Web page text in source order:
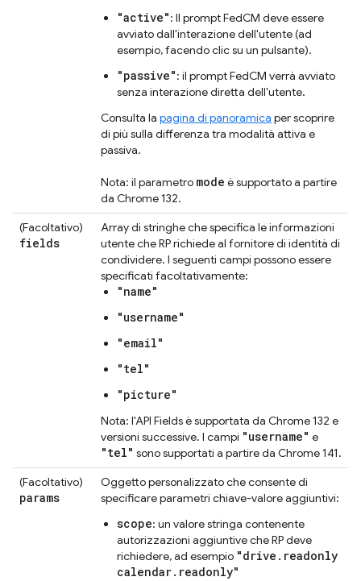
"active": Il prompt FedCM deve essere
avviato dall'interazione dell'utente (ad
esempio, facendo clic su un pulsante).
"passive": il prompt FedCM verrà avviato
senza interazione diretta dell'utente.
Consulta la pagina di panoramica per scoprire
di più sulla differenza tra modalità attiva e
passiva.
Nota: il parametro mode è supportato a partire
da Chrome 132.
(Facoltativo)
fields
Array di stringhe che specifica le informazioni
utente che RP richiede al fornitore di identità di
condividere. I seguenti campi possono essere
specificati facoltativamente:
"name"
"username"
"email"
"tel"
"picture"
Nota: l'API Fields è supportata da Chrome 132 e
versioni successive. I campi "username" e
"tel" sono supportati a partire da Chrome 141.
(Facoltativo)
params
Oggetto personalizzato che consente di
specificare parametri chiave-valore aggiuntivi:
scope: un valore stringa contenente
autorizzazioni aggiuntive che RP deve
richiedere, ad esempio "drive.readonly
calendar.readonly"